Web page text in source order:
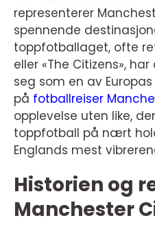
representerer
spennende
toppfotballaget, ofte
eller «The Citizens»,
seg som en av
på fotballreiser
opplevelse uten like,
toppfotball på nært
Englands mest
Historien og
Manchester